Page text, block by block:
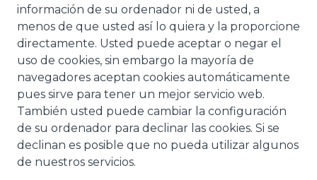
información de su ordenador ni de usted, a
menos de que usted así lo quiera y la proporcione
directamente. Usted puede aceptar o negar el
uso de cookies, sin embargo la mayoría de
navegadores aceptan cookies automáticamente
pues sirve para tener un mejor servicio web.
También usted puede cambiar la configuración
de su ordenador para declinar las cookies. Si se
declinan es posible que no pueda utilizar algunos
de nuestros servicios.